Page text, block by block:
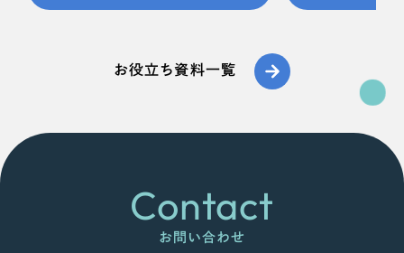
お役立ち資料一覧
Contact
お問い合わせ